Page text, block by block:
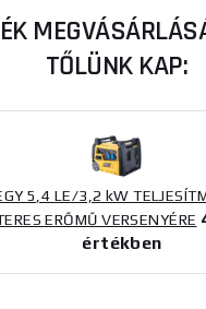
TŐLÜNK KAP:
5,4 LE/3,2 kW
ERŐMŰ VERSENYÉRE
értékben